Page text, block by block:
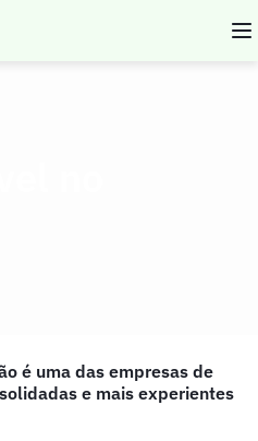
é uma das empresas de
e mais experientes